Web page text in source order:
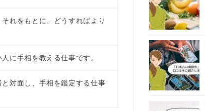
れをもとに、どうすればより
に手相を教える仕事です。
対面し、手相を鑑定する仕事